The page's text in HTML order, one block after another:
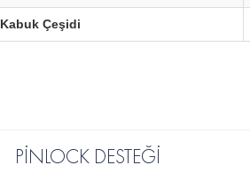
Kabuk Çeşidi
PİNLOCK DESTEĞİ